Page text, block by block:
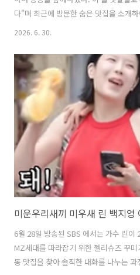
다"며 최근에 방문한 숨은 맛집을 소개
이 소개한 맛집은 연신내에 있는 함흥냉
고 한다. 김대명이 최근 3~4년 안에 먹
을 이어나갔다. 이번 글에서는 이번 냉장
서 김대명이 소개한 연신내의 숨은 함흥
다. 1. 냉장고를부탁해 냉부해 김대명
디?냉장고를부탁해 냉부해 김대명 편
은 함흥냉면 ..
2026. 6. 30.
6월 28일 방송된 SBS 에서는 가수 린이
MZ세대를 따라잡기 위한 젤리슈즈 꾸
동 맛집을 찾아 솔직한 대화를 나누는